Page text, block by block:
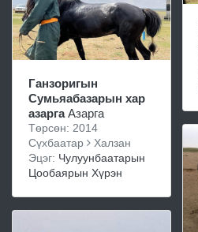
Ганзоригын
Сумьяабазарын хар
азаргаАзарга
Төрсөн: 2014
Сүхбаатар
Халзан
Эцэг: Чулуунбаатарын
Цообаярын Хүрэн